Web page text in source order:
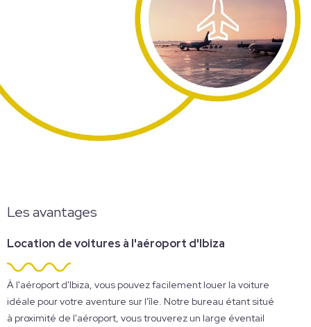
Les avantages
Location de voitures à l'aéroport d'Ibiza
À l'aéroport d'Ibiza, vous pouvez facilement louer la voiture
idéale pour votre aventure sur l'île. Notre bureau étant situé
à proximité de l'aéroport, vous trouverez un large éventail